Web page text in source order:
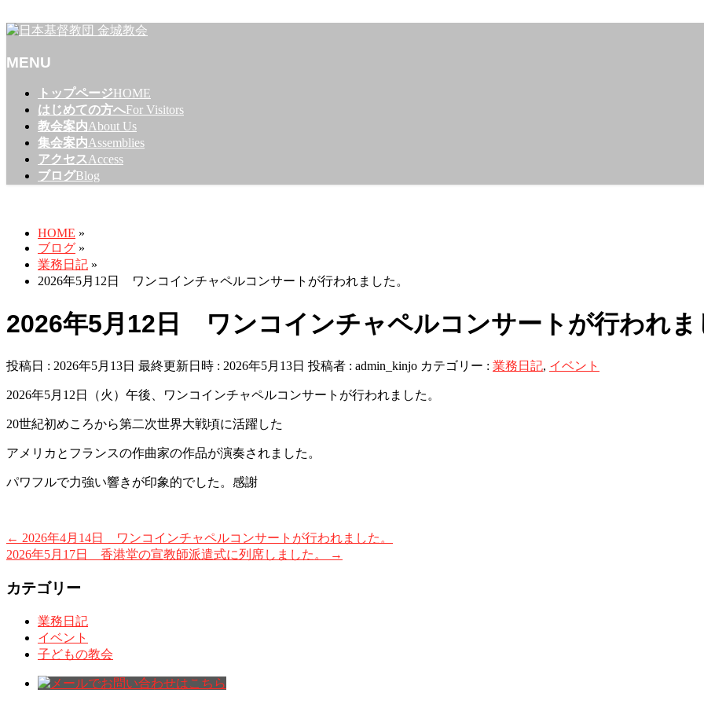
MENU
トップページHOME
はじめての方へFor Visitors
教会案内About Us
集会案内Assemblies
アクセスAccess
ブログBlog
HOME »
ブログ »
業務日記 »
2026年5月12日 ワンコインチャペルコンサートが行われました。
2026年5月12日 ワンコインチャペルコンサートが行われま
投稿日 : 2026年5月13日 最終更新日時 : 2026年5月13日 投稿者 : admin_kinjo カテゴリー : 業務日記, イベント
2026年5月12日（火）午後、ワンコインチャペルコンサートが行われました。
20世紀初めころから第二次世界大戦頃に活躍した
アメリカとフランスの作曲家の作品が演奏されました。
パワフルで力強い響きが印象的でした。感謝
← 2026年4月14日 ワンコインチャペルコンサートが行われました。
2026年5月17日 香港堂の宣教師派遣式に列席しました。
→
カテゴリー
業務日記
イベント
子どもの教会